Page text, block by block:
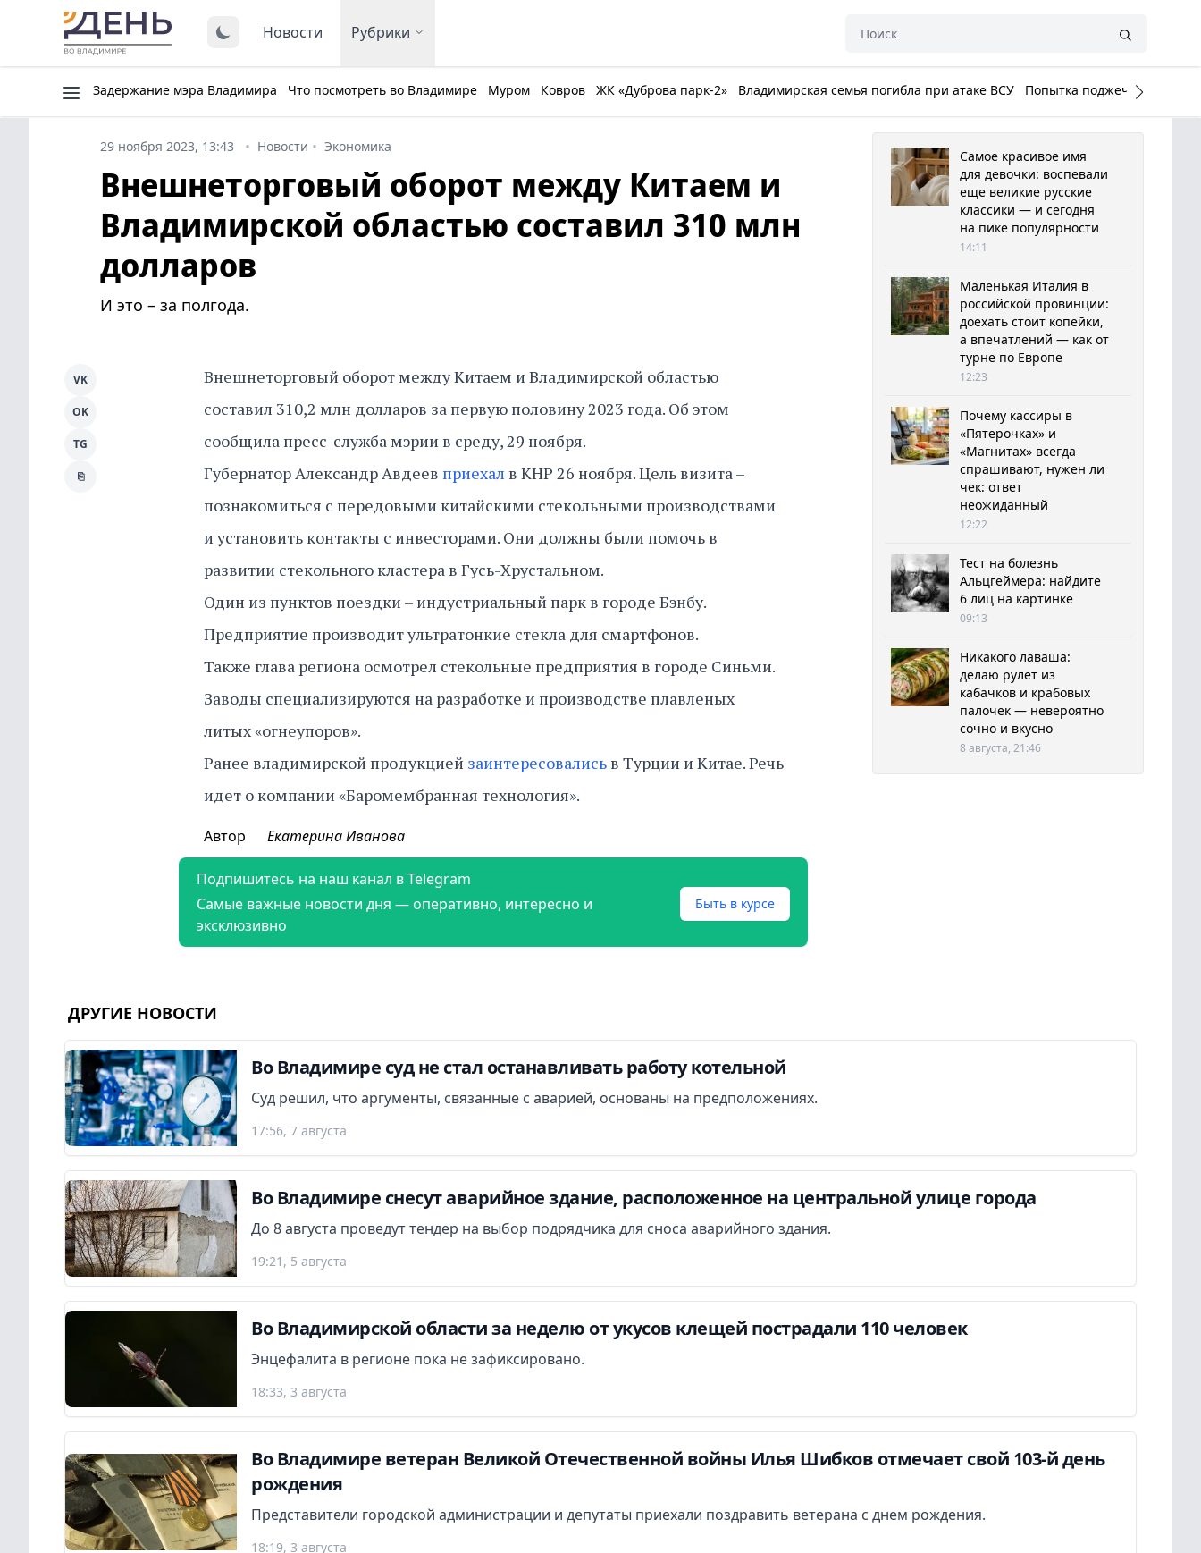
Новости Рубрики
Задержание мэра Владимира Что посмотреть во Владимире Муром Ковров ЖК «Дуброва парк-2» Владимирская семья погибла при атаке ВСУ Попытка поджечь Белый
29 ноября 2023, 13:43 Новости Экономика
Внешнеторговый оборот между Китаем и
Владимирской областью составил 310 млн
долларов
И это – за полгода.
Внешнеторговый оборот между Китаем и Владимирской областью
составил 310,2 млн долларов за первую половину 2023 года. Об этом
сообщила пресс-служба мэрии в среду, 29 ноября.
Губернатор Александр Авдеев приехал в КНР 26 ноября. Цель визита –
познакомиться с передовыми китайскими стекольными производствами
и установить контакты с инвесторами. Они должны были помочь в
развитии стекольного кластера в Гусь-Хрустальном.
Один из пунктов поездки – индустриальный парк в городе Бэнбу.
Предприятие производит ультратонкие стекла для смартфонов.
Также глава региона осмотрел стекольные предприятия в городе Синьми.
Заводы специализируются на разработке и производстве плавленых
литых «огнеупоров».
Ранее владимирской продукцией заинтересовались в Турции и Китае. Речь
идет о компании «Баромембранная технология».
VK
OK
TG
⎘
Автор Екатерина Иванова
Подпишитесь на наш канал в Telegram
Самые важные новости дня — оперативно, интересно и
эксклюзивно
Быть в курсе
Самое красивое имя
для девочки: воспевали
еще великие русские
классики — и сегодня
на пике популярности
14:11
Маленькая Италия в
российской провинции:
доехать стоит копейки,
а впечатлений — как от
турне по Европе
12:23
Почему кассиры в
«Пятерочках» и
«Магнитах» всегда
спрашивают, нужен ли
чек: ответ
неожиданный
12:22
Тест на болезнь
Альцгеймера: найдите
6 лиц на картинке
09:13
Никакого лаваша:
делаю рулет из
кабачков и крабовых
палочек — невероятно
сочно и вкусно
8 августа, 21:46
ДРУГИЕ НОВОСТИ
Во Владимире суд не стал останавливать работу котельной
Суд решил, что аргументы, связанные с аварией, основаны на предположениях.
17:56, 7 августа
Во Владимире снесут аварийное здание, расположенное на центральной улице города
До 8 августа проведут тендер на выбор подрядчика для сноса аварийного здания.
19:21, 5 августа
Во Владимирской области за неделю от укусов клещей пострадали 110 человек
Энцефалита в регионе пока не зафиксировано.
18:33, 3 августа
Во Владимире ветеран Великой Отечественной войны Илья Шибков отмечает свой 103-й день
рождения
Представители городской администрации и депутаты приехали поздравить ветерана с днем рождения.
18:19, 3 августа